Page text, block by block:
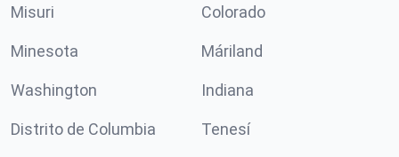
Misuri Colorado
Minesota Máriland
Washington Indiana
Distrito de Columbia Tenesí